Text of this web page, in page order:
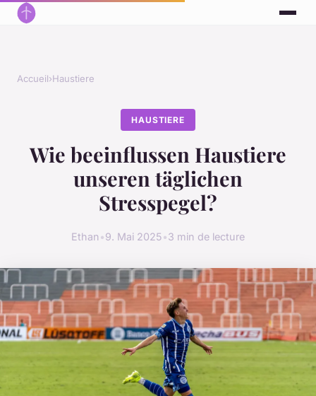
Accueil›Haustiere
HAUSTIERE
Wie beeinflussen Haustiere
unseren täglichen
Stresspegel?
Ethan•9. Mai 2025•3 min de lecture